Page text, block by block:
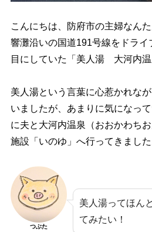
こんにちは、防府市の主婦なん
響灘沿いの国道191号線をドライ
目にしていた「美人湯 大河内温
美人湯という言葉に心惹かれな
いましたが、あまりに気になっ
に夫と大河内温泉（おおかわち
施設「いのゆ」へ行ってきました
つぶた
美人湯ってほん
てみたい！